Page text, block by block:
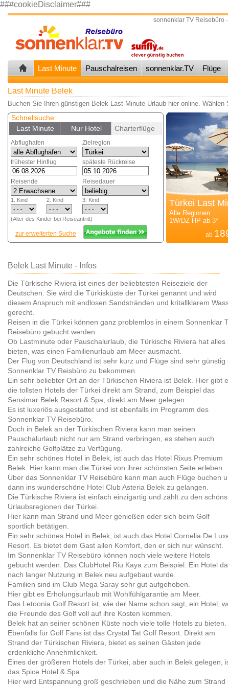
###cookieDisclaimer###
sonnenklar TV Reisebüro
Last Minute Pauschalreisen sonnenklar.TV Flüge
Last Minute Belek
Buchen Sie Ihren günstigen Belek Last-Minute Urlaub hier online.
Schnellsuche
Last Minute
Nur Hotel Charterflüge
Abflughafen Zielregion
frühester Hinflug späteste Rückreise
Reisende Reisedauer
1. Kind 2. Kind 3. Kind
(Alter des Kinder bei Reiseantritt)
zur erweiterten Suche
Türkei Last
Alle Regionen
1W/DZ HP ab 3*
ab
Belek Last Minute - Infos
Die Türkische Riviera ist eines der beliebtesten Reiseziele der
Deutschen. Sie wird die Türkisküste der Türkei genannt und wird
diesem Anspruch mit endlosen Sandstränden und kritallklarem
gerecht.
Reisen in die Türkei können ganz problemlos in einem Sonnenklar
Reisebüro gebucht werden.
Ob Lastminute oder Pauschalurlaub, die Türkische Riviera hat alles
bieten, was einen Familienurlaub am Meer ausmacht.
Der Flug von Deutschland ist sehr kurz und Flüge sind sehr günstig
Sonnenklar TV Reisbüro zu bekommen.
Ein sehr beliebter Ort an der Türkischen Riviera ist Belek. Hier gibt
die tollsten Hotels der Türkei direkt am Strand, zum Beispiel das
Sensimar Belek Resort & Spa, direkt am Meer gelegen.
Es ist luxeriös ausgestattet und ist ebenfalls im Programm des
Sonnenklar TV Reisebüro.
Doch in Belek an der Türkischen Riviera kann man seinen
Pauschalurlaub nicht nur am Strand verbringen, es stehen auch
zahlreiche Golfplätze zu Verfügung.
Ein sehr schönes Hotel in Belek, ist auch das Hotel Rixus Premium
Belek. Hier kann man die Türkei von ihrer schönsten Seite erleben.
Über das Sonnenklar TV Reisebüro kann man auch Flüge buchen
dann ins wunderschöne Hotel Club Asteria Belek zu gelangen.
Die Türkische Riviera ist einfach einzigartig und zählt zu den
Urlaubsregionen der Türkei.
Hier kann man Strand und Meer genießen oder sich beim Golf
sportlich betätigen.
Ein sehr schönes Hotel in Belek, ist auch das Hotel Cornelia De
Resort. Es bietet dem Gast allen Komfort, den er sich nur wünscht.
Im Sonnenklar TV Reisebüro können noch viele weitere Hotels
gebucht werden. Das ClubHotel Riu Kaya zum Beispiel. Ein Hotel
nach langer Nutzung in Belek neu aufgebaut wurde.
Familien sind im Club Mega Saray sehr gut aufgehoben.
Hier gibt es Erholungsurlaub mit Wohlfühlgarantie am Meer.
Das Letoonia Golf Resort ist, wie der Name schon sagt, ein Hotel,
die Freunde des Golf voll auf ihre Kosten kommen.
Belek hat an seiner schönen Küste noch viele tolle Hotels zu bieten.
Ebenfalls für Golf Fans ist das Crystal Tat Golf Resort. Direkt am
Strand der Türkischen Riviera, bietet es seinen Gästen jede
erdenkliche Annehmlichkeit.
Eines der größeren Hotels der Türkei, aber auch in Belek gelegen,
das Spice Hotel & Spa.
Hier wird Entspannung groß geschrieben und die Nähe zum Strand